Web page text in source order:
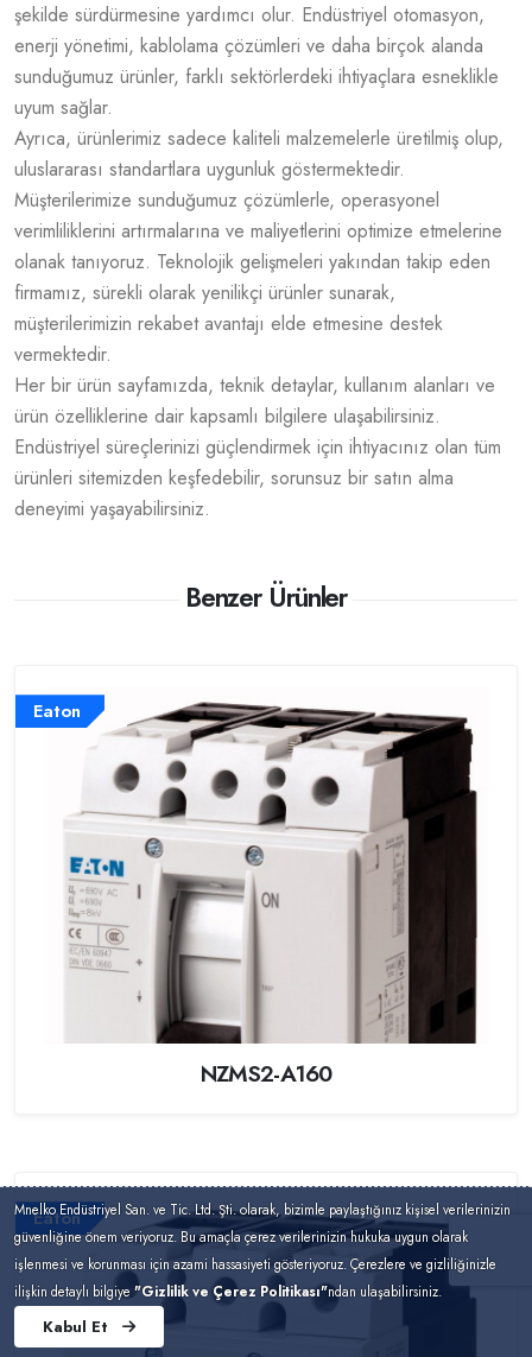
şekilde sürdürmesine yardımcı olur. Endüstriyel otomasyon,
enerji yönetimi, kablolama çözümleri ve daha birçok alanda
sunduğumuz ürünler, farklı sektörlerdeki ihtiyaçlara esneklikle
uyum sağlar.
Ayrıca, ürünlerimiz sadece kaliteli malzemelerle üretilmiş olup,
uluslararası standartlara uygunluk göstermektedir.
Müşterilerimize sunduğumuz çözümlerle, operasyonel
verimliliklerini artırmalarına ve maliyetlerini optimize etmelerine
olanak tanıyoruz. Teknolojik gelişmeleri yakından takip eden
firmamız, sürekli olarak yenilikçi ürünler sunarak,
müşterilerimizin rekabet avantajı elde etmesine destek
vermektedir.
Her bir ürün sayfamızda, teknik detaylar, kullanım alanları ve
ürün özelliklerine dair kapsamlı bilgilere ulaşabilirsiniz.
Endüstriyel süreçlerinizi güçlendirmek için ihtiyacınız olan tüm
ürünleri sitemizden keşfedebilir, sorunsuz bir satın alma
deneyimi yaşayabilirsiniz.
Benzer Ürünler
Eaton
NZMS2-A160
Eaton
Mnelko Endüstriyel San. ve Tic. Ltd. Şti. olarak, bizimle paylaştığınız kişisel verilerinizin
güvenliğine önem veriyoruz. Bu amaçla çerez verilerinizin hukuka uygun olarak
işlenmesi ve korunması için azami hassasiyeti gösteriyoruz. Çerezlere ve gizliliğinizle
ilişkin detaylı bilgiye "Gizlilik ve Çerez Politikası"ndan ulaşabilirsiniz.
Kabul Et